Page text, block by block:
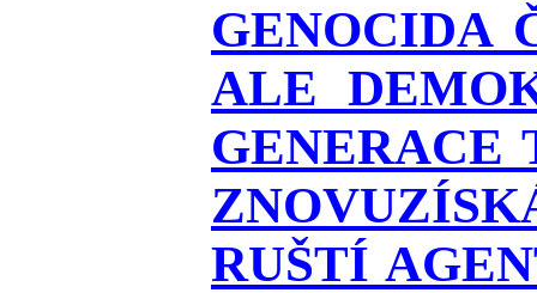
GENOCIDA
ALE
RUŠTÍ